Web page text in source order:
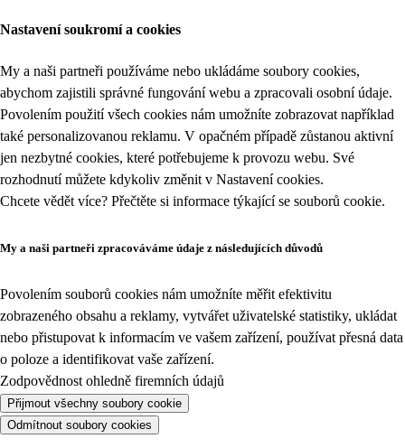
Nastavení soukromí a cookies
My a naši partneři používáme nebo ukládáme soubory cookies,
abychom zajistili správné fungování webu a zpracovali osobní údaje.
Povolením použití všech cookies nám umožníte zobrazovat například
také personalizovanou reklamu. V opačném případě zůstanou aktivní
jen nezbytné cookies, které potřebujeme k provozu webu. Své
rozhodnutí můžete kdykoliv změnit v Nastavení cookies.
Chcete vědět více? Přečtěte si informace týkající se souborů cookie.
My a naši partneři zpracováváme údaje z následujících důvodů
Povolením souborů cookies nám umožníte měřit efektivitu
zobrazeného obsahu a reklamy, vytvářet uživatelské statistiky, ukládat
nebo přistupovat k informacím ve vašem zařízení, používat přesná data
o poloze a identifikovat vaše zařízení.
Zodpovědnost ohledně firemních údajů
Přijmout všechny soubory cookie
Odmítnout soubory cookies